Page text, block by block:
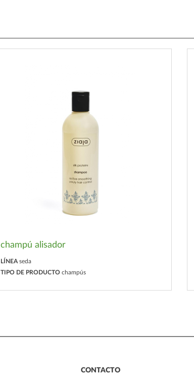
champú alisador
LÍNEA seda
TIPO DE PRODUCTO champús
CONTACTO